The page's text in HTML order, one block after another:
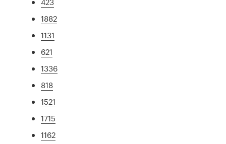
1882
1131
621
1336
818
1521
1715
1162